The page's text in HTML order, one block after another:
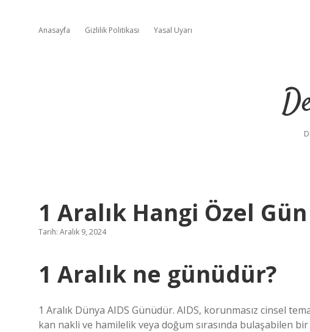
Anasayfa Gizlilik Politikası Yasal Uyarı
1 Aralık Hangi Özel Gün
Tarih: Aralık 9, 2024
1 Aralık ne günüdür?
1 Aralık Dünya AIDS Günüdür. AIDS, korunmasız cinsel
kan nakli ve hamilelik veya doğum sırasında bulaşabilen bir